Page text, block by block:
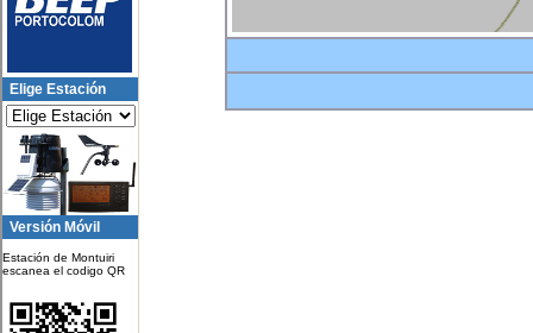
Elige Estación
Versión Móvil
Estación de Montuiri
escanea el codigo QR